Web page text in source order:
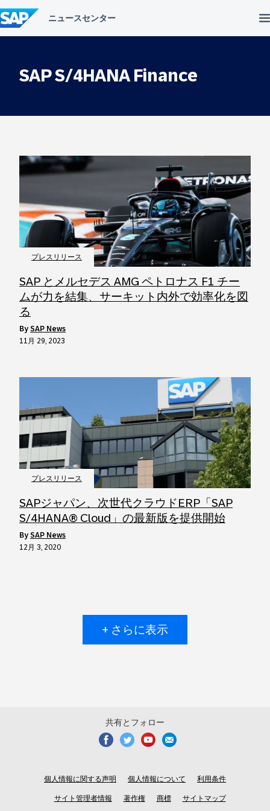
ン
テ
ン
SAP S/4HANA Finance
プレスリリース
SAP とメルセデス AMG ペトロナス F1 チー
ムが力を結集、サーキット内外で効率化を図
る
by SAP News
11月 29, 2023
プレスリリース
SAPジャパン、次世代クラウドERP「SAP
S/4HANA® Cloud」の最新版を提供開始
by SAP News
12月 3, 2020
+ さらに表示
共有とフォロー
個人情報に関する声明 個人情報について 利用条件
サイト管理者情報 著作権 商標 サイトマップ